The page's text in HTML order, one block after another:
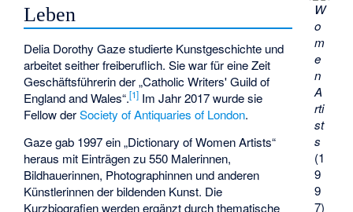
W
o
m
e
n
A
rti
st
s
(1
9
9
7)
Leben
Delia Dorothy Gaze studierte Kunstgeschichte und
arbeitet seither freiberuflich. Sie war für eine Zeit
Geschäftsführerin der „Catholic Writers' Guild of
England and Wales“.[1] Im Jahr 2017 wurde sie
Fellow derSociety of Antiquaries of London.
Gaze gab 1997 ein „Dictionary of Women Artists“
heraus mit Einträgen zu 550 Malerinnen,
Bildhauerinnen, Photographinnen und anderen
Künstlerinnen der bildenden Kunst. Die
Kurzbiografien werden ergänzt durch thematische